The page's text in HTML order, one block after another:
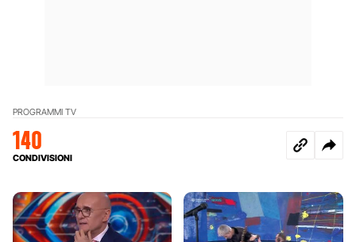
PROGRAMMI TV
140
CONDIVISIONI